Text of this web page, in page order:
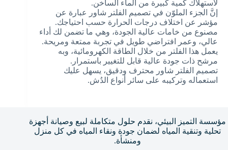
لاستهلاك كمية كبيرة من الماء الساخن.
إنَّ الجزء الملوّن في تصميم الفلتر شاور عبارة عن
مؤشر عن اختلاف درجات الحرارة حسب احتياجك.
مصنوع من خامات عالية الجودة، وهي ما تضمن لك أداء
عالي، وعمر افتراضي طويل في تجربة ممتعة ومريحة.
يعمل هذا الفلتر من خلال الطاقة الكهرومائية، وبه
مرشح ذات جودة عالية قابل للتغيير باستمرار.
تصميم الفلتر شاور محترف ودقيق، يسهل عليك
استعماله وتركيبه على سائر أنواع الدُش.
مؤسسة التميز البيئي، نقدم حلول متكاملة لبيع وصيانة أجهزة
تحلية وتنقية المياه لضمان جودة ونقاء المياه في كل منزل
ومنشأة.